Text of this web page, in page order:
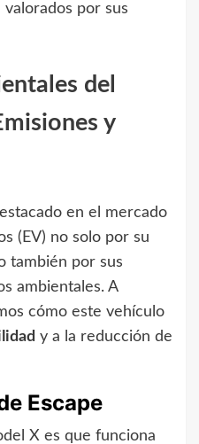
valorados por sus
del
y
en el mercado
(EV) no solo por su
también por sus
ambientales. A
cómo este vehículo
y a la reducción de
Escape
X es que funciona